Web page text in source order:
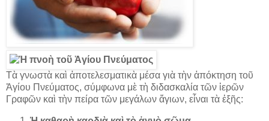
Τὰ γνωστὰ καὶ ἀποτελεσματικὰ μέσα γιὰ τὴν ἀπόκτηση τοῦ
Ἁγίου Πνεύματος, σύμφωνα μὲ τὴ διδασκαλία τῶν ἱερῶν
Γραφῶν καὶ τὴν πείρα τῶν μεγάλων ἅγιων, εἶναι τὰ ἑξῆς: